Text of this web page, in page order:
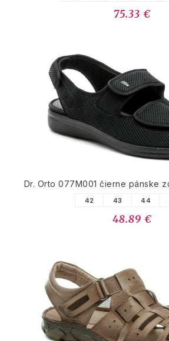
75.33 €
Dr. Orto 077M001 čierne pánske
42 43 44
48.89 €